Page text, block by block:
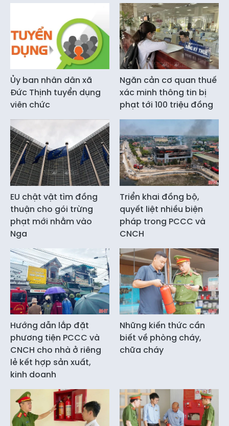
Ủy ban nhân dân xã
Đức Thịnh tuyển dụng
viên chức
Ngăn cản cơ quan thuế
xác minh thông tin bị
phạt tới 100 triệu đồng
EU chật vật tìm đồng
thuận cho gói trừng
phạt mới nhằm vào
Nga
Triển khai đồng bộ,
quyết liệt nhiều biện
pháp trong PCCC và
CNCH
Hướng dẫn lắp đặt
phương tiện PCCC và
CNCH cho nhà ở riêng
lẻ kết hợp sản xuất,
kinh doanh
Những kiến thức cần
biết về phòng cháy,
chữa cháy